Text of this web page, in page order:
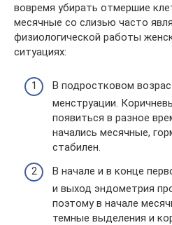
вовремя убирать отмершие
месячные со слизью часто
физиологической работы
ситуациях:
В подростковом
менструации.
появиться в разное
начались месячные,
стабилен.
В начале и в конце
и выход эндометрия
поэтому в начале
темные выделения и